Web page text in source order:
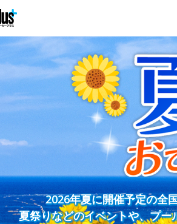
2026年夏に開催予定の全
夏祭りなどのイベントや、プ